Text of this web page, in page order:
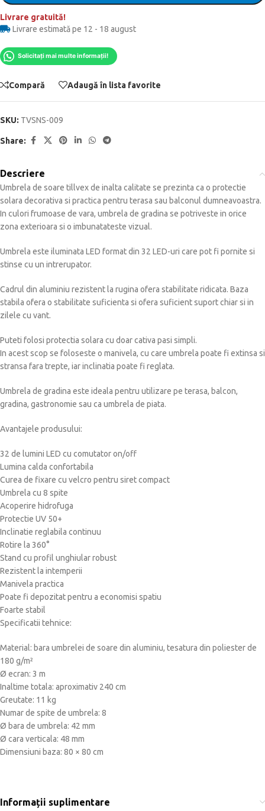
Livrare gratuită!
Livrare estimată pe 12 - 18 august
Solicitați mai multe informații!
Compară Adaugă în lista favorite
SKU: TVSNS-009
Share:
Descriere
Umbrela de soare tillvex de inalta calitate se prezinta ca o protectie
solara decorativa si practica pentru terasa sau balconul dumneavoastra.
In culori frumoase de vara, umbrela de gradina se potriveste in orice
zona exterioara si o imbunatateste vizual.
Umbrela este iluminata LED format din 32 LED-uri care pot fi pornite si
stinse cu un intrerupator.
Cadrul din aluminiu rezistent la rugina ofera stabilitate ridicata. Baza
stabila ofera o stabilitate suficienta si ofera suficient suport chiar si in
zilele cu vant.
Puteti folosi protectia solara cu doar cativa pasi simpli.
In acest scop se foloseste o manivela, cu care umbrela poate fi extinsa si
stransa fara trepte, iar inclinatia poate fi reglata.
Umbrela de gradina este ideala pentru utilizare pe terasa, balcon,
gradina, gastronomie sau ca umbrela de piata.
Avantajele produsului:
32 de lumini LED cu comutator on/off
Lumina calda confortabila
Curea de fixare cu velcro pentru siret compact
Umbrela cu 8 spite
Acoperire hidrofuga
Protectie UV 50+
Inclinatie reglabila continuu
Rotire la 360°
Stand cu profil unghiular robust
Rezistent la intemperii
Manivela practica
Poate fi depozitat pentru a economisi spatiu
Foarte stabil
Specificatii tehnice:
Material: bara umbrelei de soare din aluminiu, tesatura din poliester de
180 g/m²
Ø ecran: 3 m
Inaltime totala: aproximativ 240 cm
Greutate: 11 kg
Numar de spite de umbrela: 8
Ø bara de umbrela: 42 mm
Ø cara verticala: 48 mm
Dimensiuni baza: 80 × 80 cm
Informații suplimentare